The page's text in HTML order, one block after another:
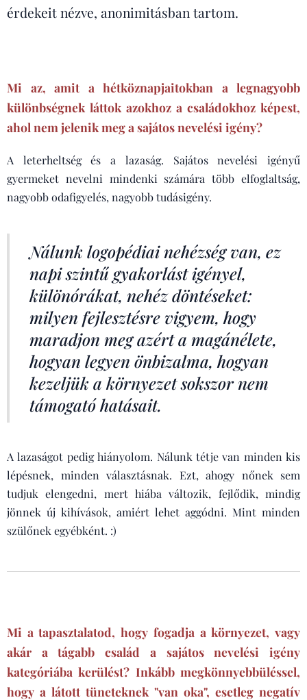
érdekeit nézve, anonimitásban tartom.
Mi az, amit a hétköznapjaitokban a legnagyobb
különbségnek láttok azokhoz a családokhoz képest,
ahol nem jelenik meg a sajátos nevelési igény?
A leterheltség és a lazaság. Sajátos nevelési igényű
gyermeket nevelni mindenki számára több elfoglaltság,
nagyobb odafigyelés, nagyobb tudásigény.
Nálunk logopédiai nehézség van, ez
napi szintű gyakorlást igényel,
különórákat, nehéz döntéseket:
milyen fejlesztésre vigyem, hogy
maradjon meg azért a magánélete,
hogyan legyen önbizalma, hogyan
kezeljük a környezet sokszor nem
támogató hatásait.
A lazaságot pedig hiányolom. Nálunk tétje van minden kis
lépésnek, minden választásnak. Ezt, ahogy nőnek sem
tudjuk elengedni, mert hiába változik, fejlődik, mindig
jönnek új kihívások, amiért lehet aggódni. Mint minden
szülőnek egyébként. :)
Mi a tapasztalatod, hogy fogadja a környezet, vagy
akár a tágabb család a sajátos nevelési igény
kategóriába kerülést? Inkább megkönnyebbüléssel,
hogy a látott tüneteknek "van oka", esetleg negatív